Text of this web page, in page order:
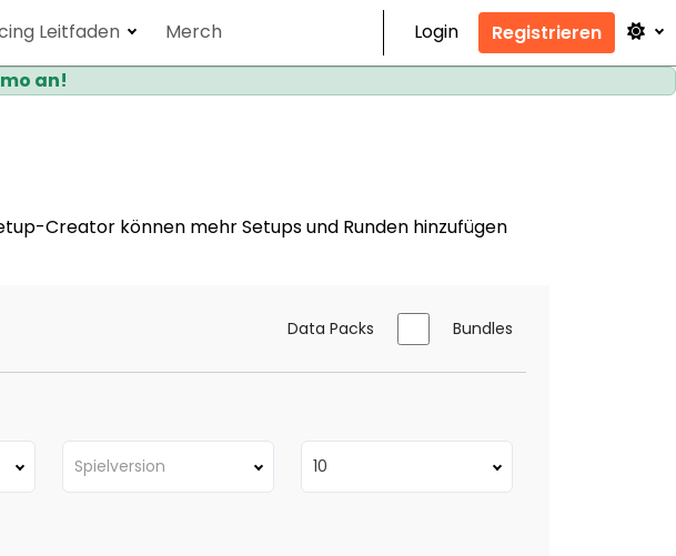
Leitfaden Merch Login
Registrieren
an!
Creator können mehr Setups und Runden hinzufügen
Data Packs Bundles
Spielversion 10